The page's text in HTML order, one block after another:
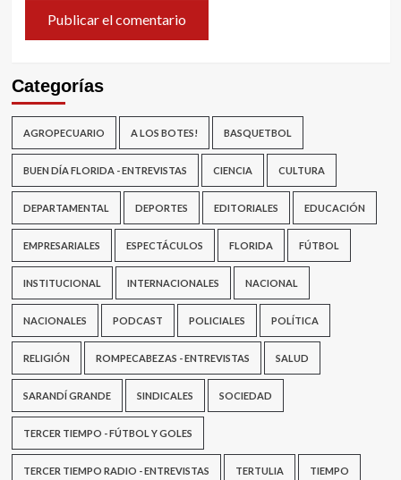
Categorías
AGROPECUARIO A LOS BOTES! BASQUETBOL
BUEN DÍA FLORIDA - ENTREVISTAS CIENCIA CULTURA
DEPARTAMENTAL DEPORTES EDITORIALES EDUCACIÓN
EMPRESARIALES ESPECTÁCULOS FLORIDA FÚTBOL
INSTITUCIONAL INTERNACIONALES NACIONAL
NACIONALES PODCAST POLICIALES POLÍTICA
RELIGIÓN ROMPECABEZAS - ENTREVISTAS SALUD
SARANDÍ GRANDE SINDICALES SOCIEDAD
TERCER TIEMPO - FÚTBOL Y GOLES
TERCER TIEMPO RADIO - ENTREVISTAS TERTULIA TIEMPO